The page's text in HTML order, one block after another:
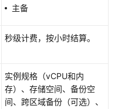
主备
秒级计费，按小时结算。
实例规格（vCPU和内
存）、存储空间、备份空
间、跨区域备份（可选）、